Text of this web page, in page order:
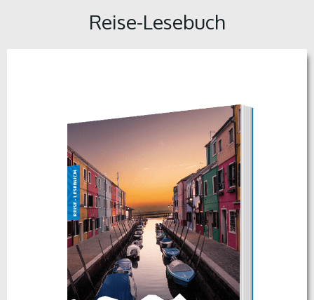
Reise-Lesebuch